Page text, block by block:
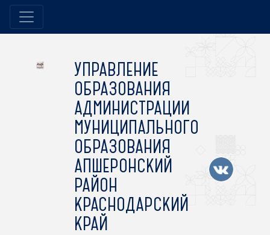
УПРАВЛЕНИЕ
ОБРАЗОВАНИЯ
АДМИНИСТРАЦИИ
МУНИЦИПАЛЬНОГО
ОБРАЗОВАНИЯ
АПШЕРОНСКИЙ
РАЙОН
КРАСНОДАРСКИЙ
КРАЙ